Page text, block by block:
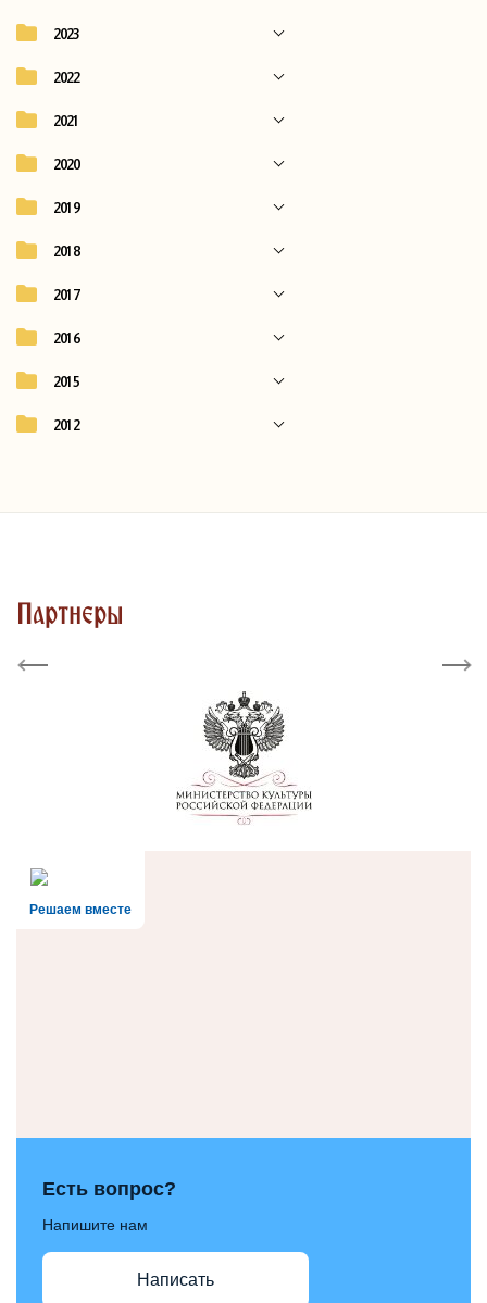
2023
2022
2021
2020
2019
2018
2017
2016
2015
2012
Партнеры
Previous Next
Решаем вместе
Есть вопрос?
Напишите нам
Написать